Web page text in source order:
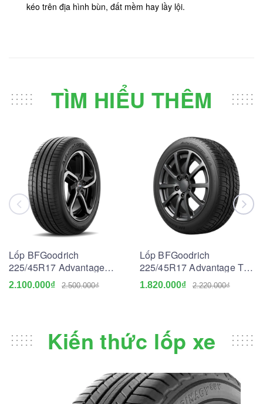
kéo trên địa hình bùn, đất mềm hay lầy lội.
TÌM HIỂU THÊM
Lốp BFGoodrich
225/45R17 Advantage
Touring
2.100.000₫ 2.500.000₫
Lốp BFGoodrich
225/45R17 Advantage T/A
Drive Go
1.820.000₫ 2.220.000₫
Kiến thức lốp xe